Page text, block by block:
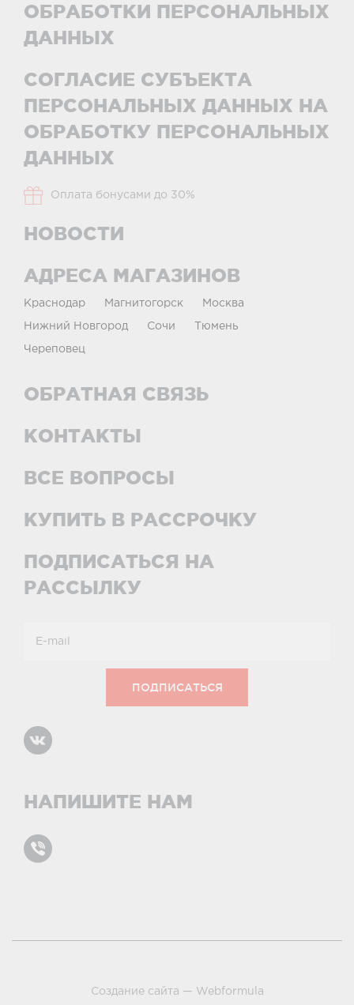
ОБРАБОТКИ ПЕРСОНАЛЬНЫХ
ДАННЫХ
СОГЛАСИЕ СУБЪЕКТА
ПЕРСОНАЛЬНЫХ ДАННЫХ НА
ОБРАБОТКУ ПЕРСОНАЛЬНЫХ
ДАННЫХ
Оплата бонусами до 30%
НОВОСТИ
АДРЕСА МАГАЗИНОВ
Краснодар Магнитогорск Москва
Нижний Новгород Сочи Тюмень
Череповец
ОБРАТНАЯ СВЯЗЬ
КОНТАКТЫ
ВСЕ ВОПРОСЫ
КУПИТЬ В РАССРОЧКУ
ПОДПИСАТЬСЯ НА
РАССЫЛКУ
НАПИШИТЕ НАМ
Создание сайта — Webformula
условиями и принципами